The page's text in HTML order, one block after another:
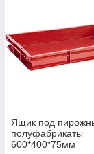
Ящик под
полуфабрикаты
600*400*75мм